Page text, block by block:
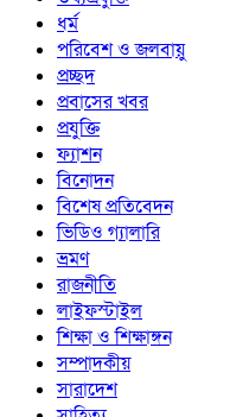
ধর্ম
পরিবেশ ও জলবায়ু
প্রচ্ছদ
প্রবাসের খবর
প্রযুক্তি
ফ্যাশন
বিনোদন
বিশেষ প্রতিবেদন
ভিডিও গ্যালারি
ভ্রমণ
রাজনীতি
লাইফস্টাইল
শিক্ষা ও শিক্ষাঙ্গন
সম্পাদকীয়
সারাদেশ